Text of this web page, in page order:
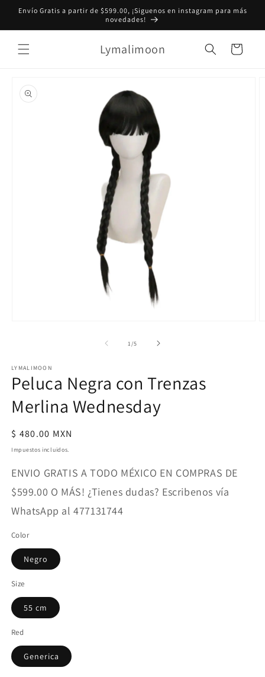
directamente
Envío Gratis a partir de $599.00, ¡Siguenos en instagram para más
novedades!
Lymalimoon Carrito
a la
información
una
ventana
modal
1/de
5
LYMALIMOON
Peluca Negra con Trenzas
Merlina Wednesday
Precio
habitual
$ 480.00 MXN
Impuestos incluidos.
ENVIO GRATIS A TODO MÉXICO EN COMPRAS DE
$599.00 O MÁS! ¿Tienes dudas? Escribenos vía
WhatsApp al 477131744
Color
Negro
Size
55 cm
Red
Generica